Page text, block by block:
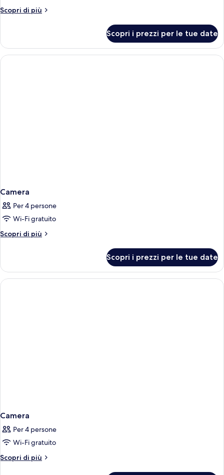
Scopri di più
Altri
Junior
Scopri i prezzi per le tue date
Camera
Per 4 persone
Wi-Fi gratuito
Scopri di più
Altri
Scopri i prezzi per le tue date
Camera
Per 4 persone
Wi-Fi gratuito
Scopri di più
Altri